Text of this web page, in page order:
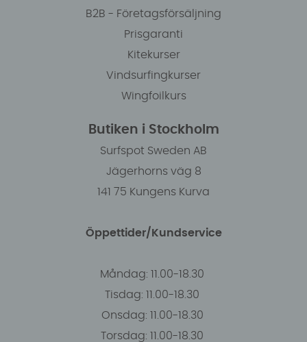
B2B - Företagsförsäljning
Prisgaranti
Kitekurser
Vindsurfingkurser
Wingfoilkurs
Butiken i Stockholm
Surfspot Sweden AB
Jägerhorns väg 8
141 75 Kungens Kurva
Öppettider/Kundservice
Måndag: 11.00-18.30
Tisdag: 11.00-18.30
Onsdag: 11.00-18.30
Torsdag: 11.00-18.30